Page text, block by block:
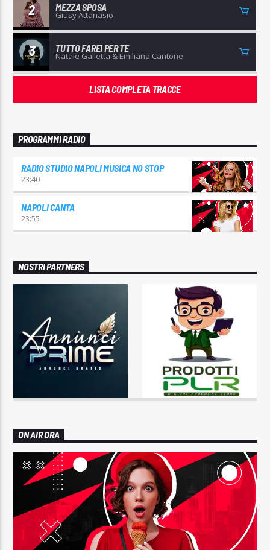
2 MEZZA SPOSA
Giusy Attanasio
3 TUTTO FAREI PER TE
Natale Galletta & Emiliana Cantone
LISTA COMPLETA TRACCE
PROGRAMMI RADIO
RADIO STUDIO NAPOLI MUSICA NO STOP
23:40
NAPOLI CANTA
23:55
NOSTRI PARTNERS
ON AIR ORA